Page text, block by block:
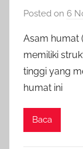
Posted on 6
Asam humat
memiliki
tinggi yang
humat ini
Baca